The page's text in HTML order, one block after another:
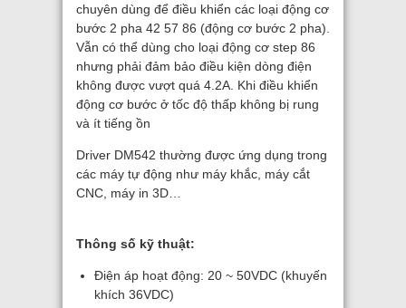
chuyên dùng để điều khiển các loại động cơ
bước 2 pha 42 57 86 (động cơ bước 2 pha).
Vẫn có thể dùng cho loại động cơ step 86
nhưng phải đảm bảo điều kiện dòng điện
không được vượt quá 4.2A. Khi điều khiển
động cơ bước ở tốc độ thấp không bị rung
và ít tiếng ồn
Driver DM542 thường được ứng dụng trong
các máy tự động như máy khắc, máy cắt
CNC, máy in 3D…
Thông số kỹ thuật:
Điện áp hoạt động: 20 ~ 50VDC (khuyến
khích 36VDC)